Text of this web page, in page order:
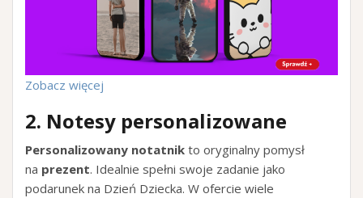
Zobacz więcej
2. Notesy personalizowane
Personalizowany notatnik to oryginalny pomysł
na prezent. Idealnie spełni swoje zadanie jako
podarunek na Dzień Dziecka. W ofercie wiele